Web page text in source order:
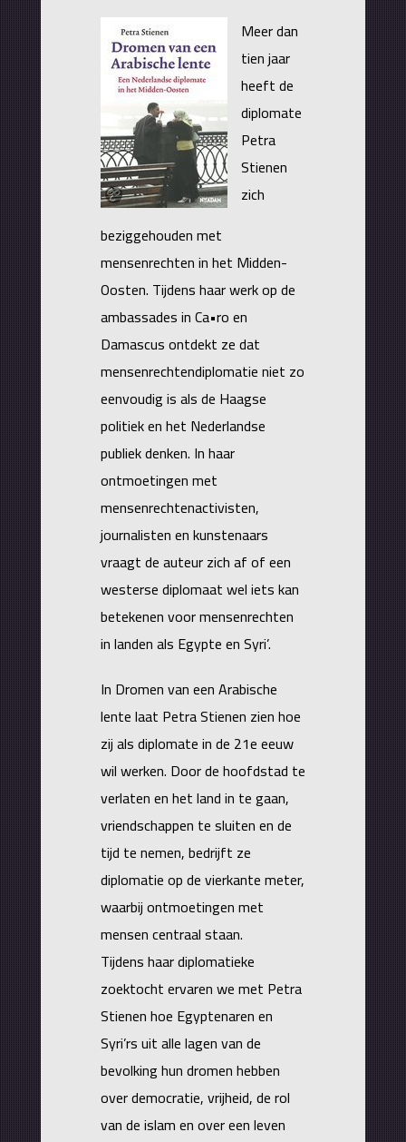
Meer dan
tien jaar
heeft de
diplomate
Petra
Stienen
zich
beziggehouden met
mensenrechten in het Midden-
Oosten. Tijdens haar werk op de
ambassades in Ca•ro en
Damascus ontdekt ze dat
mensenrechtendiplomatie niet zo
eenvoudig is als de Haagse
politiek en het Nederlandse
publiek denken. In haar
ontmoetingen met
mensenrechtenactivisten,
journalisten en kunstenaars
vraagt de auteur zich af of een
westerse diplomaat wel iets kan
betekenen voor mensenrechten
in landen als Egypte en Syri’.
In Dromen van een Arabische
lente laat Petra Stienen zien hoe
zij als diplomate in de 21e eeuw
wil werken. Door de hoofdstad te
verlaten en het land in te gaan,
vriendschappen te sluiten en de
tijd te nemen, bedrijft ze
diplomatie op de vierkante meter,
waarbij ontmoetingen met
mensen centraal staan.
Tijdens haar diplomatieke
zoektocht ervaren we met Petra
Stienen hoe Egyptenaren en
Syri’rs uit alle lagen van de
bevolking hun dromen hebben
over democratie, vrijheid, de rol
van de islam en over een leven